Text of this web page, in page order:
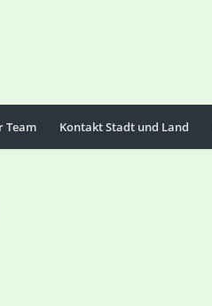
Team Kontakt Stadt und Land